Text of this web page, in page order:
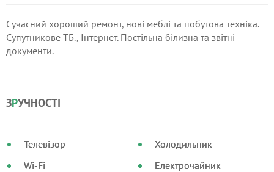
Сучасний хороший ремонт, нові меблі та побутова техніка.
Супутникове ТБ., Інтернет. Постільна білизна та звітні
документи.
ЗРУЧНОСТІ
Телевізор
Wi-Fi
Холодильник
Електрочайник